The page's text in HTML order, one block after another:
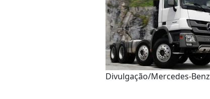
Divulgação/Mercedes-Benz